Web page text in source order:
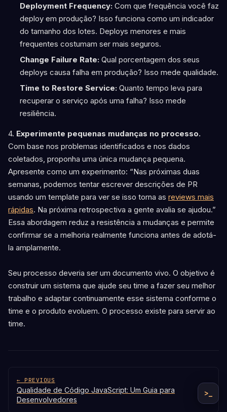
Deployment Frequency:Com que frequência você faz
deploy em produção? Isso funciona como um indicador
do tamanho dos lotes. Deploys menores e mais
frequentes costumam ser mais seguros.
Change Failure Rate:Qual porcentagem dos seus
deploys causa falha em produção? Isso mede qualidade.
Time to Restore Service:Quanto tempo leva para
recuperar o serviço após uma falha? Isso mede
resiliência.
4. Experimente pequenas mudanças no processo.
Com base nos problemas identificados e nos dados
coletados, proponha uma única mudança pequena.
Apresente como um experimento: “Nas próximas duas
semanas, podemos tentar escrever descrições de PR
usando um template para ver se isso torna as reviews mais
rápidas. Na próxima retrospectiva a gente avalia se ajudou.”
Essa abordagem reduz a resistência a mudanças e permite
confirmar se a melhoria realmente funciona antes de adotá-
la amplamente.
Seu processo deveria ser um documento vivo. O objetivo é
construir um sistema que ajude seu time a fazer seu melhor
trabalho e adaptar continuamente esse sistema conforme o
time e o produto evoluem. O processo existe para servir ao
time.
← PREVIOUS
Qualidade de Código JavaScript: Um Guia para
Desenvolvedores
>_